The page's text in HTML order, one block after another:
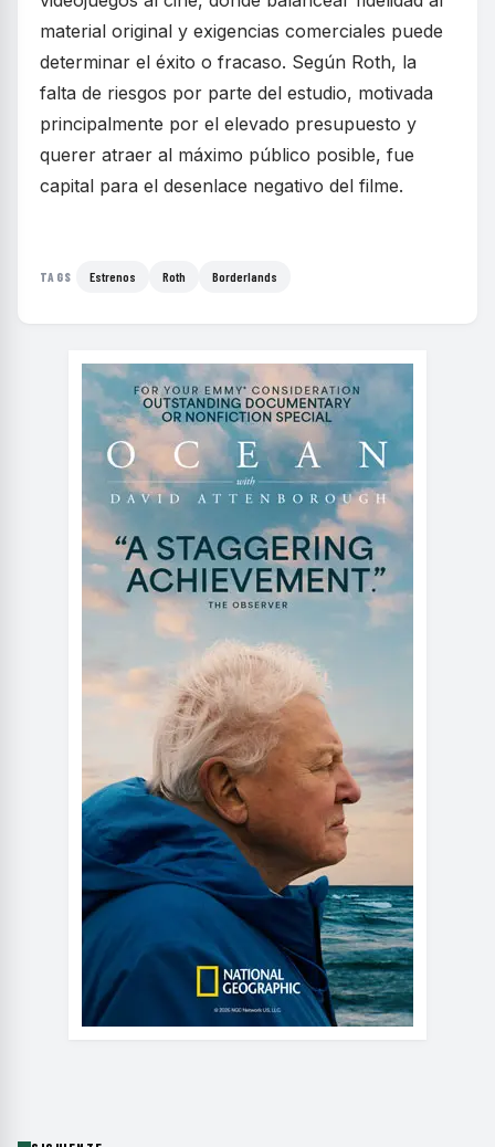
material original y exigencias comerciales puede
determinar el éxito o fracaso. Según Roth, la
falta de riesgos por parte del estudio, motivada
principalmente por el elevado presupuesto y
querer atraer al máximo público posible, fue
capital para el desenlace negativo del filme.
TAGS Estrenos Roth Borderlands